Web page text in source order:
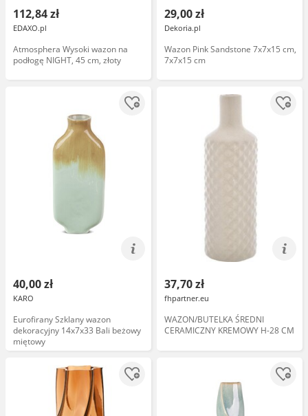
112,84 zł
EDAXO.pl
Atmosphera Wysoki wazon na
podłogę NIGHT, 45 cm, złoty
29,00 zł
Dekoria.pl
Wazon Pink Sandstone 7x7x15 cm,
7x7x15 cm
40,00 zł
KARO
Eurofirany Szklany wazon
dekoracyjny 14x7x33 Bali beżowy
miętowy
37,70 zł
fhpartner.eu
WAZON/BUTELKA ŚREDNI
CERAMICZNY KREMOWY H-28 CM